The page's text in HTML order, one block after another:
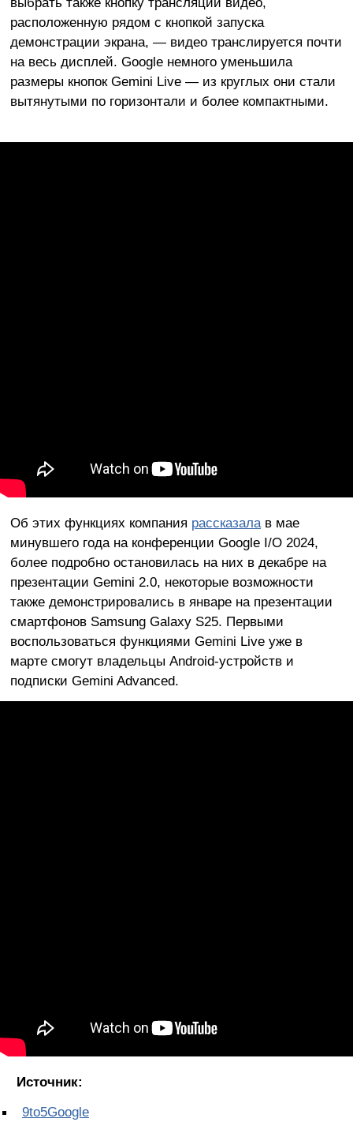
расположенную рядом с кнопкой запуска
демонстрации экрана, — видео транслируется почти
на весь дисплей. Google немного уменьшила
размеры кнопок Gemini Live — из круглых они стали
вытянутыми по горизонтали и более компактными.
Об этих функциях компания рассказалав мае
минувшего года на конференции Google I/O 2024,
более подробно остановилась на них в декабре на
презентации Gemini 2.0, некоторые возможности
также демонстрировались в январе на презентации
смартфонов Samsung Galaxy S25. Первыми
воспользоваться функциями Gemini Live уже в
марте смогут владельцы Android-устройств и
подписки Gemini Advanced.
Источник:
9to5Google